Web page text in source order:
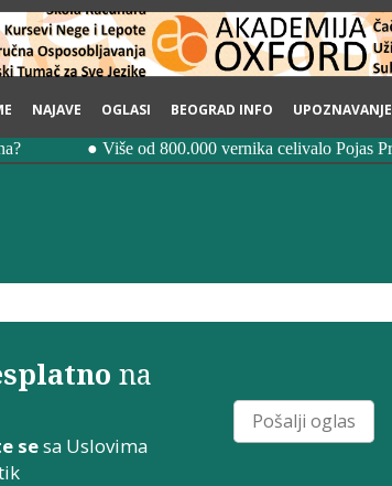
NAJAVE OGLASI BEOGRAD INFO UPOZNAVANJE
na
sesa Uslovima
Pošalji oglas